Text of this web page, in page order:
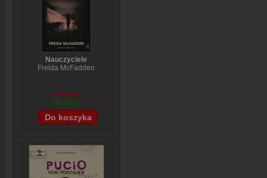
Nauczyciele
Freida McFadden
54,39 zł
41,58 zł